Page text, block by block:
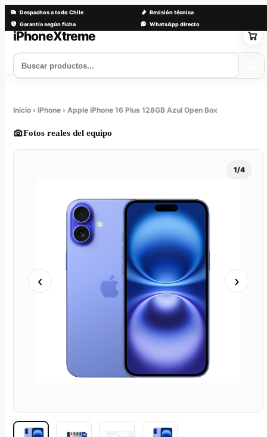
Despachos a todo Chile
Revisión técnica
Garantía según ficha
WhatsApp directo
Saltar
contenido
Inicio › iPhone › Apple iPhone 16 Plus 128GB Azul Open Box
Fotos reales del equipo
‹ ›
1/4